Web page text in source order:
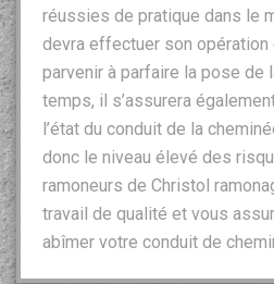
réussies de pratique dans le
devra effectuer son opération
parvenir à parfaire la pose de
temps, il s’assurera
l’état du conduit de la
donc le niveau élevé des
ramoneurs de Christol
travail de qualité et vous
abîmer votre conduit de